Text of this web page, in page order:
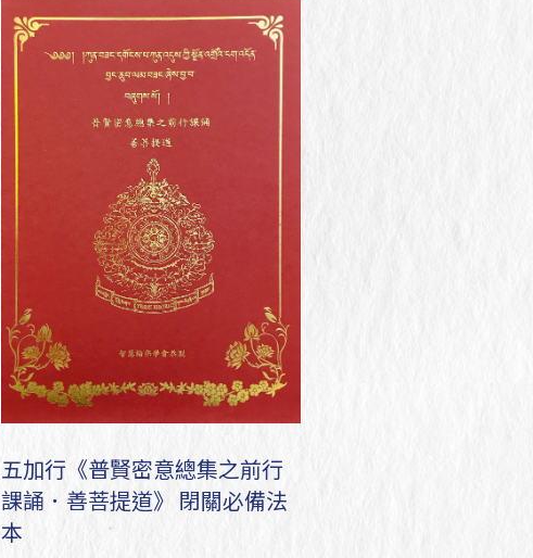
五加行《普賢密意總集之前行
課誦．善菩提道》 閉關必備法
本